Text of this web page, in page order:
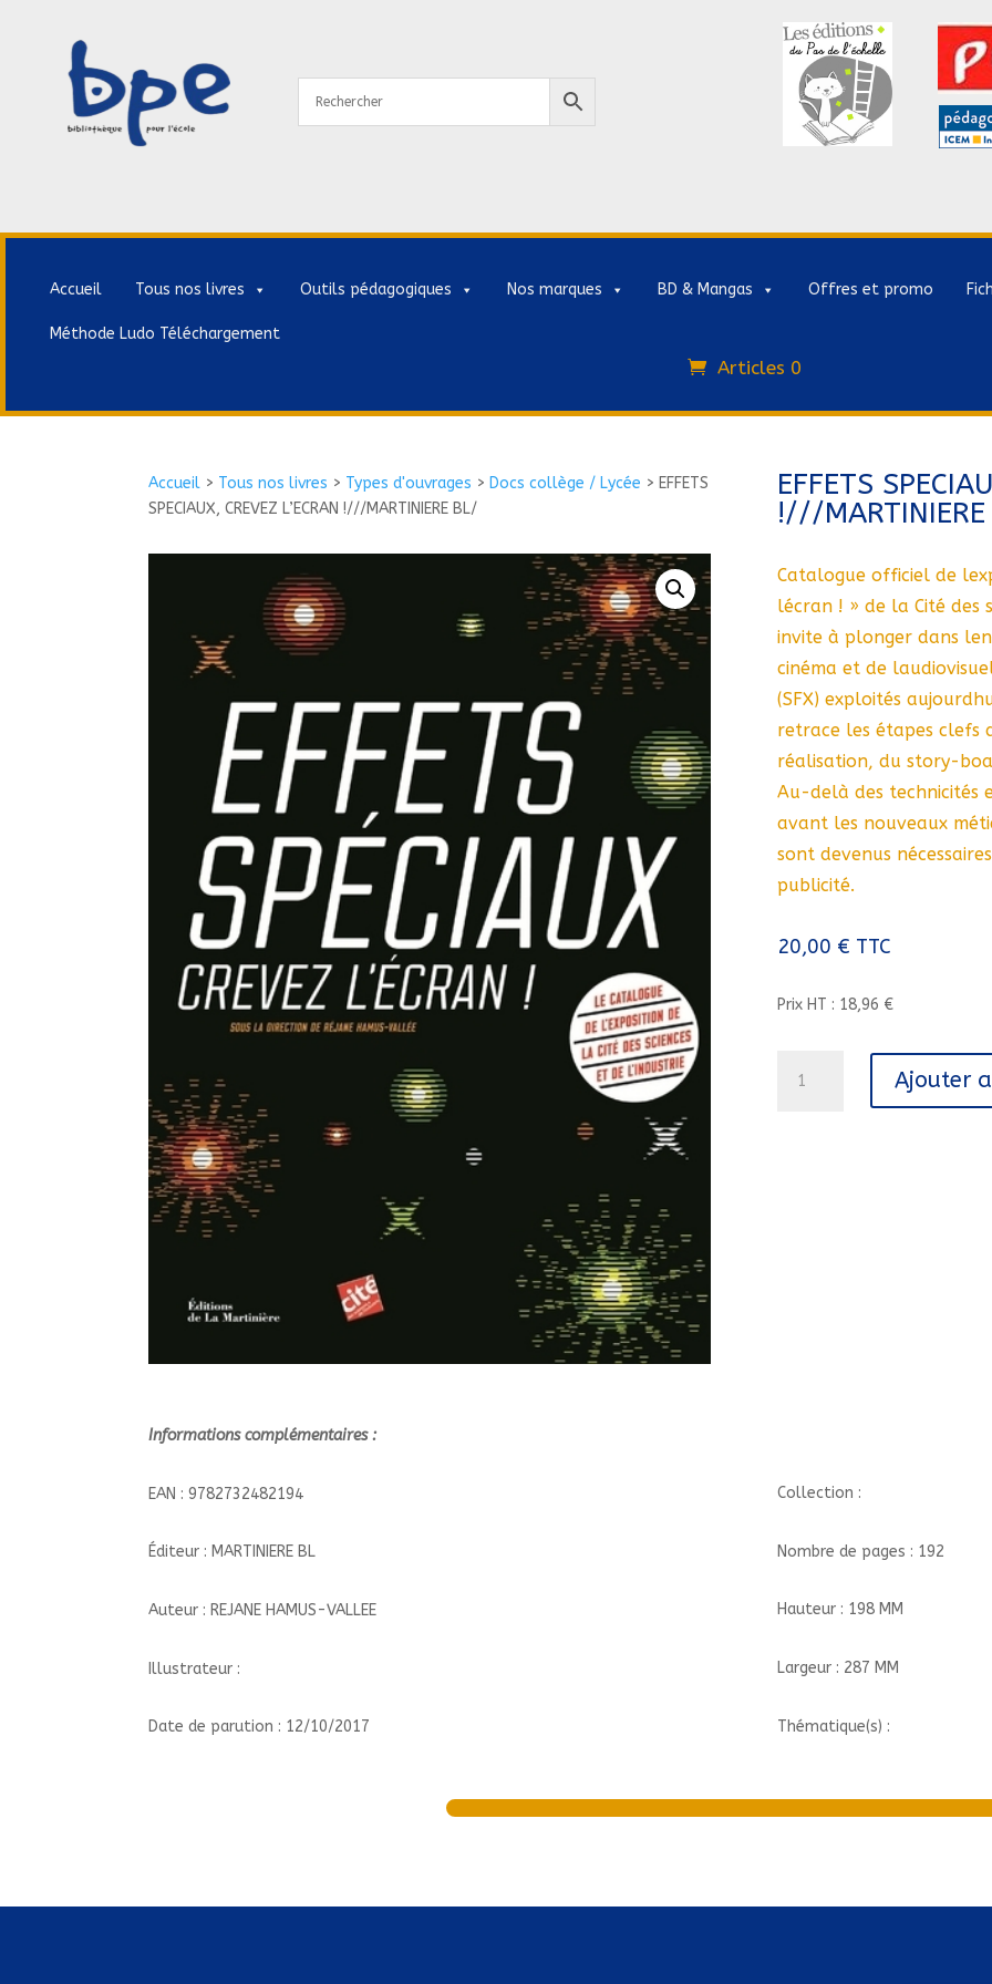
Accueil Tous nos livres Outils pédagogiques Nos marques BD & Mangas Offres et promo
Méthode Ludo Téléchargement
Articles 0
Accueil > Tous nos livres > Types d'ouvrages > Docs collège / Lycée > EFFETS
SPECIAUX, CREVEZ L’ECRAN !///MARTINIERE BL/
EFFETS
!///
Catalogue officiel de
lécran ! » de la Cité des
invite à plonger dans
cinéma et de
(SFX) exploités
retrace les étapes clefs
réalisation, du story-
Au-delà des technicités
avant les nouveaux
sont devenus
publicité.
20,00 € TTC
Prix HT : 18,96 €
Ajouter
Informations complémentaires :
EAN : 9782732482194
Éditeur : MARTINIERE BL
Auteur : REJANE HAMUS-VALLEE
Illustrateur :
Date de parution : 12/10/2017
Collection :
Nombre de pages : 192
Hauteur : 198 MM
Largeur : 287 MM
Thématique(s) :